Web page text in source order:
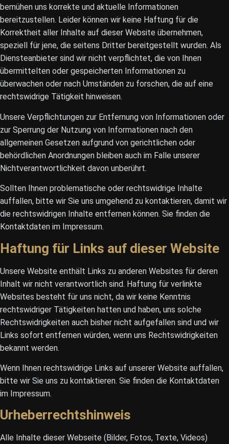
bemühen uns korrekte und aktuelle Informationen
bereitzustellen. Leider können wir keine Haftung für die
Korrektheit aller Inhalte auf dieser Website übernehmen,
speziell für jene, die seitens Dritter bereitgestellt wurden. Als
Diensteanbieter sind wir nicht verpflichtet, die von Ihnen
übermittelten oder gespeicherten Informationen zu
überwachen oder nach Umständen zu forschen, die auf eine
rechtswidrige Tätigkeit hinweisen.
Unsere Verpflichtungen zur Entfernung von Informationen oder
zur Sperrung der Nutzung von Informationen nach den
allgemeinen Gesetzen aufgrund von gerichtlichen oder
behördlichen Anordnungen bleiben auch im Falle unserer
Nichtverantwortlichkeit davon unberührt.
Sollten Ihnen problematische oder rechtswidrige Inhalte
auffallen, bitte wir Sie uns umgehend zu kontaktieren, damit wir
die rechtswidrigen Inhalte entfernen können. Sie finden die
Kontaktdaten im Impressum.
Haftung für Links auf dieser Website
Unsere Website enthält Links zu anderen Websites für deren
Inhalt wir nicht verantwortlich sind. Haftung für verlinkte
Websites besteht für uns nicht, da wir keine Kenntnis
rechtswidriger Tätigkeiten hatten und haben, uns solche
Rechtswidrigkeiten auch bisher nicht aufgefallen sind und wir
Links sofort entfernen würden, wenn uns Rechtswidrigkeiten
bekannt werden.
Wenn Ihnen rechtswidrige Links auf unserer Website auffallen,
bitte wir Sie uns zu kontaktieren. Sie finden die Kontaktdaten
im Impressum.
Urheberrechtshinweis
Alle Inhalte dieser Webseite (Bilder, Fotos, Texte, Videos)